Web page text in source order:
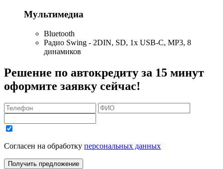
Мультимедиа
Bluetooth
Радио Swing - 2DIN, SD, 1x USB-C, MP3, 8
динамиков
Решение по автокредиту за 15 минут
оформите заявку сейчас!
Согласен на обработку персональных данных
Получить предложение